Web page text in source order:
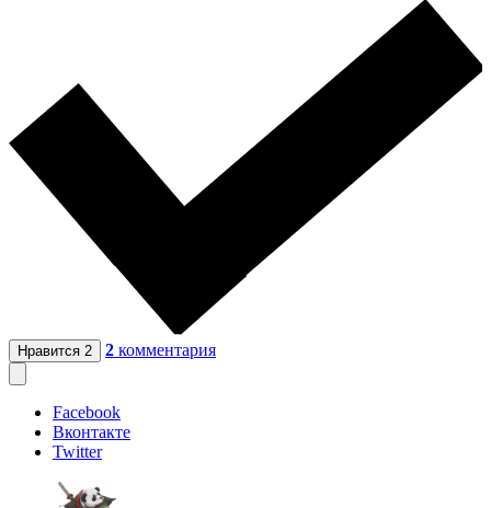
Нравится 2 2 комментария
Facebook
Вконтакте
Twitter